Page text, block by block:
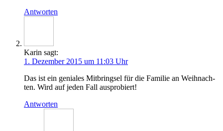
Antworten
Karin sagt:
1. Dezember 2015 um 11:03 Uhr
Das ist ein genia­les Mit­bring­sel für die Fami­lie an Weih­nach­
ten. Wird auf jeden Fall ausprobiert!
Antworten